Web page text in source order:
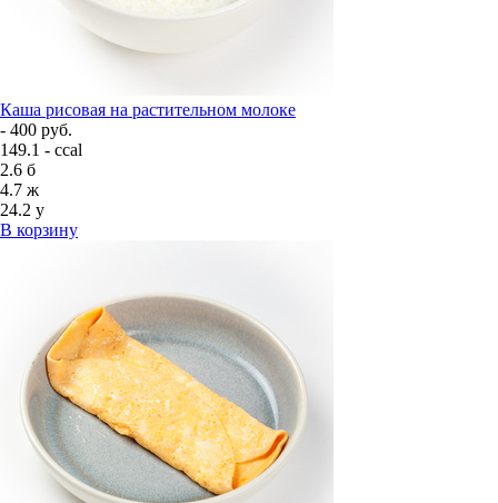
Каша рисовая на растительном молоке
- 400 руб.
149.1 - ccal
2.6 б
4.7 ж
24.2 у
В корзину